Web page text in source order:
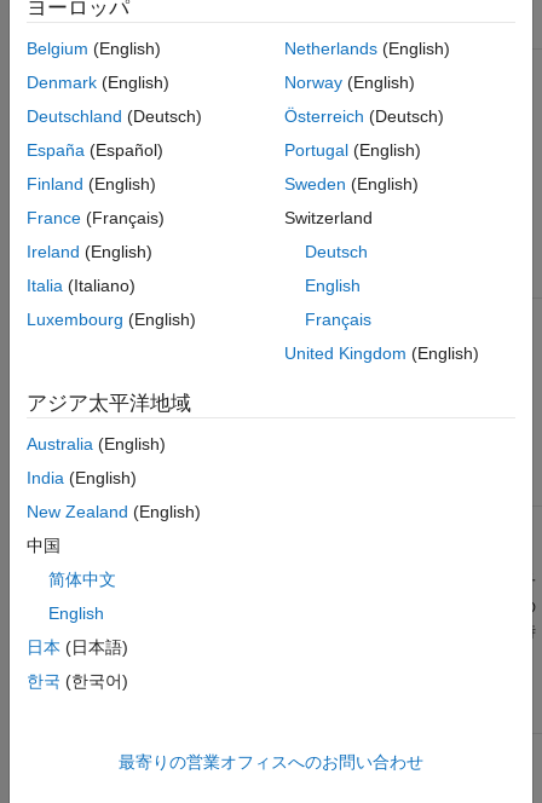
論理演算子
関係演算子
参考
キーワード 説明
pass、fail、または
untestedを返します。オプ
ションの引数を使用して、テ
スト マネージャーおよび診
を付けたり、verify
トメントが失敗した場合にエ
できます。
assert 論理式を評価し、式が
ーションを停止します。オプ
断ビューアーでエラー メッ
時相演算子
シミュレーション時間を評価する式を作成するには、時相演算子
を使用します。信号条件の変数は、
ブロック内の
入力、パラメーター、または定数でなければなりません。次の時
相演算子を使用できます。
テスト ステップの経過時
間。時間の単位を指定できま
ヨーロッパ
Belgium (English)
Denmark (English)
Deutschland (Deutsch)
España (Español)
Finland (English)
France (Français)
Ireland (English)
Italia (Italiano)
Luxembourg (English)
Netherlands(English)
Norway(English)
Österreich (Deutsch)
Portugal(English)
Sweden (English)
Switzerland
Deutsch
English
Français
United Kingdom (English)
アジア太平洋地域
Australia (English)
India (English)
New Zealand (English)
中国
简体中文
English
日本 (日本語)
한국 (한국어)
最寄りの営業オフィスへのお問い合わせ